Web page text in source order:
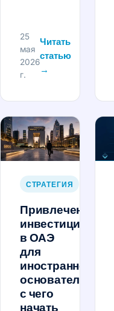
25
мая
2026
г.
Читать
статью
→
СТРАТЕГИЯ
Привлечение
инвестиций
в ОАЭ
для
иностранного
основателя:
с чего
начать